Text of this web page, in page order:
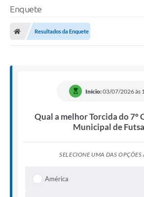
Enquete
Resultados da Enquete
Início:03/07/2026 às
Qual a melhor Torcida do 7°
Municipal de
SELECIONE UMA DAS OPÇÕES
América